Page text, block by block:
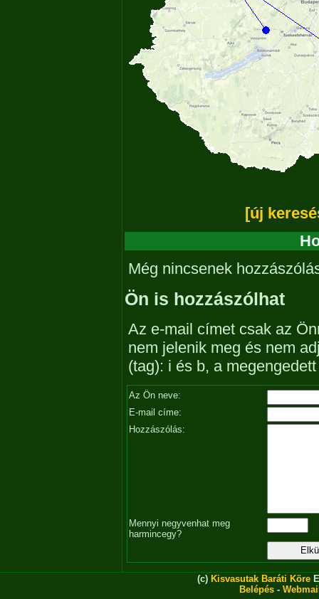
[új
Még nincsenek
Ön is hozzászólhat
Az e-mail címet csak az
nem jelenik meg és nem
(tag): i és b, a
Az Ön neve:
E-mail címe:
Hozzászólás:
Mennyi negyvenhat meg
harmincegy?
(c) Kisvasutak Baráti Köre
Belépés -